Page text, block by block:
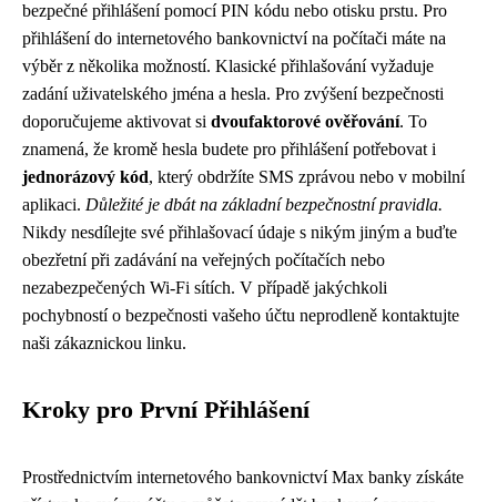
bezpečné přihlášení pomocí PIN kódu nebo otisku prstu. Pro
přihlášení do internetového bankovnictví na počítači máte na
výběr z několika možností. Klasické přihlašování vyžaduje
zadání uživatelského jména a hesla. Pro zvýšení bezpečnosti
doporučujeme aktivovat si dvoufaktorové ověřování. To
znamená, že kromě hesla budete pro přihlášení potřebovat i
jednorázový kód, který obdržíte SMS zprávou nebo v mobilní
aplikaci. Důležité je dbát na základní bezpečnostní pravidla.
Nikdy nesdílejte své přihlašovací údaje s nikým jiným a buďte
obezřetní při zadávání na veřejných počítačích nebo
nezabezpečených Wi-Fi sítích. V případě jakýchkoli
pochybností o bezpečnosti vašeho účtu neprodleně kontaktujte
naši zákaznickou linku.
Kroky pro První Přihlášení
Prostřednictvím internetového bankovnictví Max banky získáte